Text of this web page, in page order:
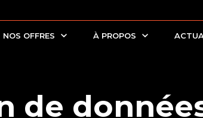
NOS OFFRES À PROPOS
de